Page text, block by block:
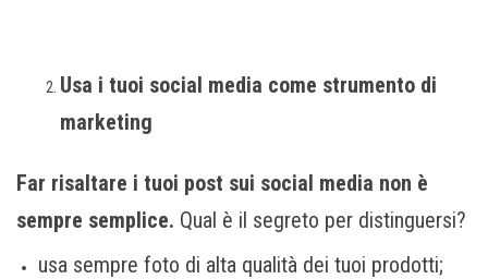
Usa i tuoi social media come strumento di
marketing
Far risaltare i tuoi post sui social media non è
sempre semplice. Qual è il segreto per distinguersi?
usa sempre foto di alta qualità dei tuoi prodotti;